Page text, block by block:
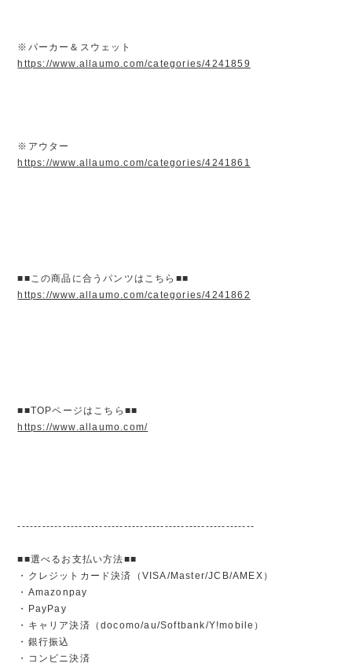
※パーカー＆スウェット
https://www.allaumo.com/categories/4241859
※アウター
https://www.allaumo.com/categories/4241861
■■この商品に合うパンツはこちら■■
https://www.allaumo.com/categories/4241862
■■TOPページはこちら■■
https://www.allaumo.com/
----------------------------------------------------------
■■選べるお支払い方法■■
・クレジットカード決済（VISA/Master/JCB/AMEX）
・Amazonpay
・PayPay
・キャリア決済（docomo/au/Softbank/Y!mobile）
・銀行振込
・コンビニ決済